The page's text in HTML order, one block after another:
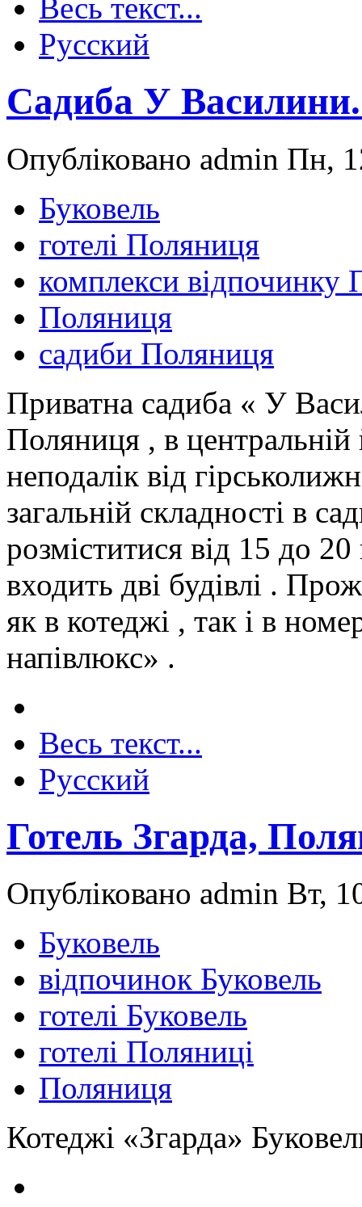
Весь текст...
Русский
Садиба У
Опубліковано admin Пн,
Буковель
готелі Поляниця
комплекси відпочинку
Поляниця
садиби Поляниця
Приватна садиба « У
Поляниця , в центральній
неподалік від
загальній складності в
розміститися від 15 до
входить дві будівлі .
як в котеджі , так і в
напівлюкс» .
Весь текст...
Русский
Готель Згарда,
Опубліковано admin Вт,
Буковель
відпочинок Буковель
готелі Буковель
готелі Поляниці
Поляниця
Котеджі «Згарда»